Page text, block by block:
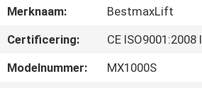
FABRIEKSTOCHT
Merknaam:
BestmaxLift
Certificering:
CE
Modelnummer:
MX1000S